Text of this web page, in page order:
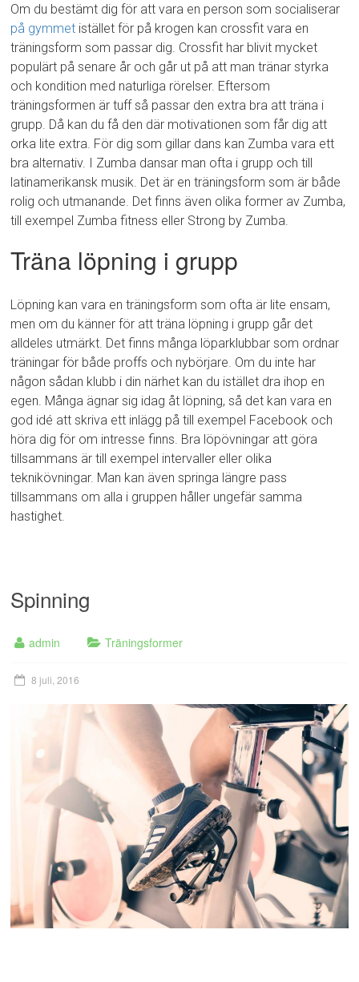
Om du bestämt dig för att vara en person som socialiserar
på gymmet istället för på krogen kan crossfit vara en
träningsform som passar dig. Crossfit har blivit mycket
populärt på senare år och går ut på att man tränar styrka
och kondition med naturliga rörelser. Eftersom
träningsformen är tuff så passar den extra bra att träna i
grupp. Då kan du få den där motivationen som får dig att
orka lite extra. För dig som gillar dans kan Zumba vara ett
bra alternativ. I Zumba dansar man ofta i grupp och till
latinamerikansk musik. Det är en träningsform som är både
rolig och utmanande. Det finns även olika former av Zumba,
till exempel Zumba fitness eller Strong by Zumba.
Träna löpning i grupp
Löpning kan vara en träningsform som ofta är lite ensam,
men om du känner för att träna löpning i grupp går det
alldeles utmärkt. Det finns många löparklubbar som ordnar
träningar för både proffs och nybörjare. Om du inte har
någon sådan klubb i din närhet kan du istället dra ihop en
egen. Många ägnar sig idag åt löpning, så det kan vara en
god idé att skriva ett inlägg på till exempel Facebook och
höra dig för om intresse finns. Bra löpövningar att göra
tillsammans är till exempel intervaller eller olika
teknikövningar. Man kan även springa längre pass
tillsammans om alla i gruppen håller ungefär samma
hastighet.
Spinning
admin Träningsformer
8 juli, 2016